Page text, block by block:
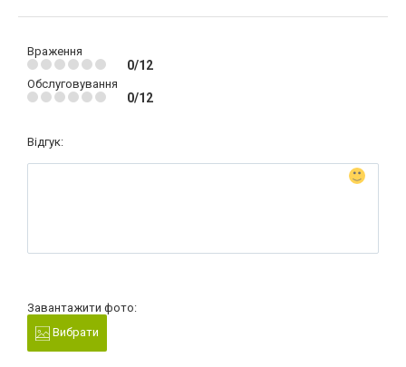
Враження
0/12
Обслуговування
0/12
Відгук:
Завантажити фото:
Вибрати